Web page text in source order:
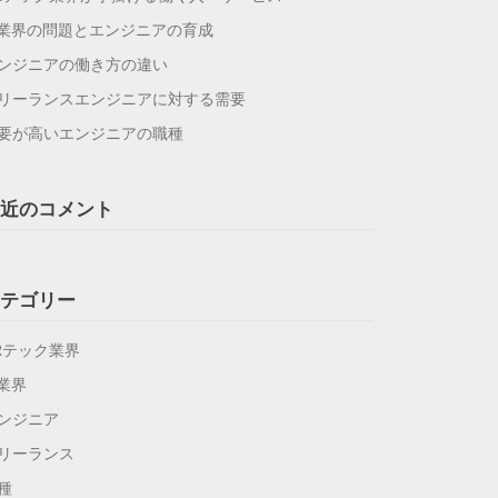
界の問題とエンジニアの育成
ジニアの働き方の違い
ーランスエンジニアに対する需要
が高いエンジニアの職種
のコメント
ゴリー
テック業界
界
ジニア
ーランス